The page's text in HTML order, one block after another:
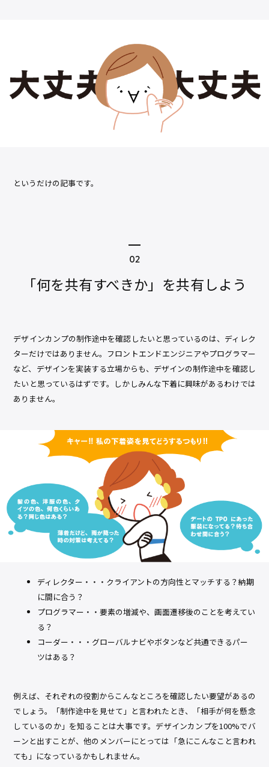
というだけの記事です。
「何を共有すべきか」を共有しよう
デザインカンプの制作途中を確認したいと思っているのは、ディレク
ターだけではありません。フロントエンドエンジニアやプログラマー
など、デザインを実装する立場からも、デザインの制作途中を確認し
たいと思っているはずです。しかしみんな下着に興味があるわけでは
ありません。
ディレクター・・・クライアントの方向性とマッチする？納期
に間に合う？
プログラマー・・要素の増減や、画面遷移後のことを考えてい
る？
コーダー・・・グローバルナビやボタンなど共通できるパー
ツはある？
例えば、それぞれの役割からこんなところを確認したい要望があるの
でしょう。「制作途中を見せて」と言われたとき、「相手が何を懸念
しているのか」を知ることは大事です。デザインカンプを100%でバ
ーンと出すことが、他のメンバーにとっては「急にこんなこと言われ
ても」になっているかもしれません。